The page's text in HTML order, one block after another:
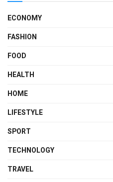
ECONOMY
FASHION
FOOD
HEALTH
HOME
LIFESTYLE
SPORT
TECHNOLOGY
TRAVEL